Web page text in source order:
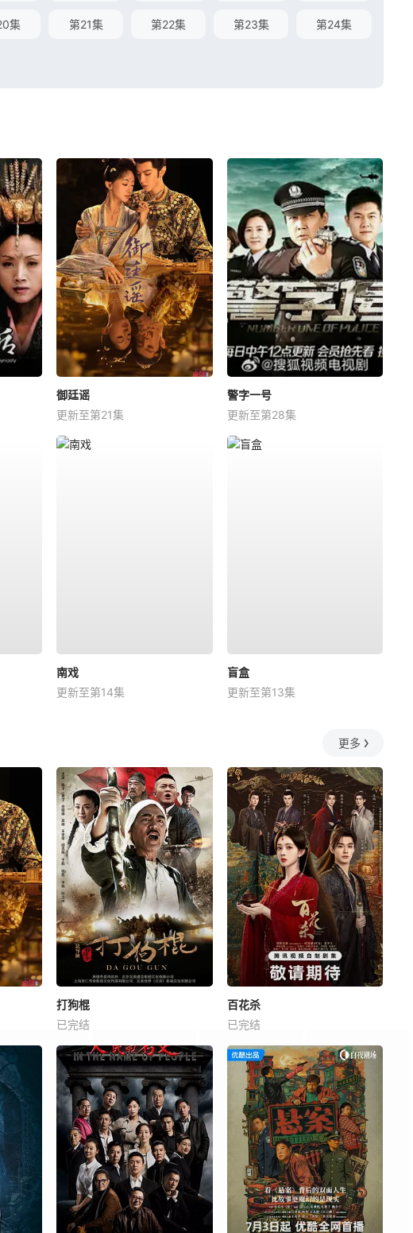
集 第21集 第22集 第23集 第24集
御廷谣
更新至第21集
警字一号
更新至第28集
南戏
更新至第14集
盲盒
更新至第13集
更多
打狗棍
已完结
百花杀
已完结